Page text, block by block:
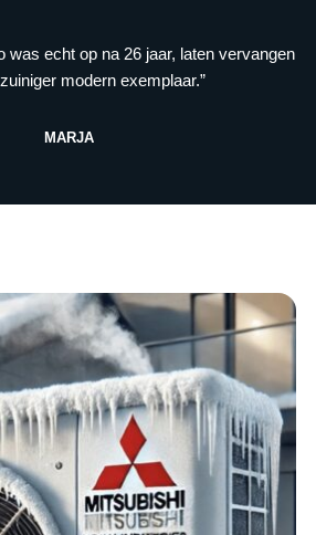
was echt op na 26 jaar, laten vervangen
modern exemplaar.”
MARJA